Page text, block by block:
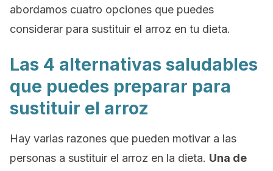
abordamos cuatro opciones que puedes
considerar para sustituir el arroz en tu dieta.
Las 4 alternativas saludables
que puedes preparar para
sustituir el arroz
Hay varias razones que pueden motivar a las
personas a sustituir el arroz en la dieta. Una de